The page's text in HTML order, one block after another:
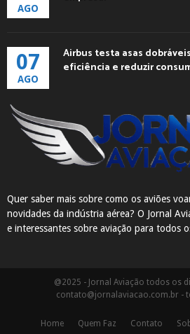
AGO
07
AGO
Airbus testa asas
eficiência e reduzir
Quer saber mais sobre como os aviões
novidades da indústria aérea? O Jornal
e interessantes sobre aviação para todos
@2025 - Jornal Aviação todos os
contato@jornalaviacao.com.br-
Home Quem Faz Contato